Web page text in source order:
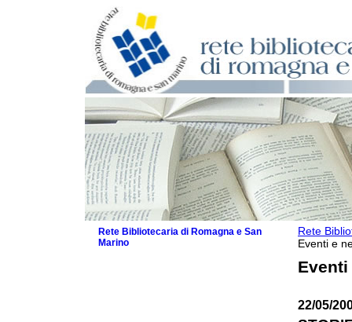
Rete
Eventi e
Eventi
22/05/
Rete Bibliotecaria di Romagna e San
Marino